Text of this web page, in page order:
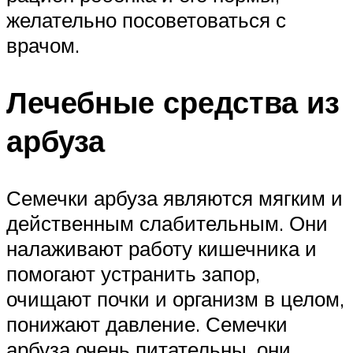
желательно посоветоваться с
врачом.
Лечебные средства из
арбуза
Семечки арбуза являются мягким и
действенным слабительным. Они
налаживают работу кишечника и
помогают устранить запор,
очищают почки и организм в целом,
понижают давление. Семечки